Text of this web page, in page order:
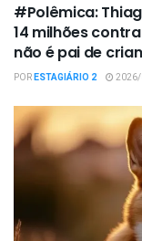
#Polêmica:
14 milhões
não é pai de
PORESTAGIÁRIO 2